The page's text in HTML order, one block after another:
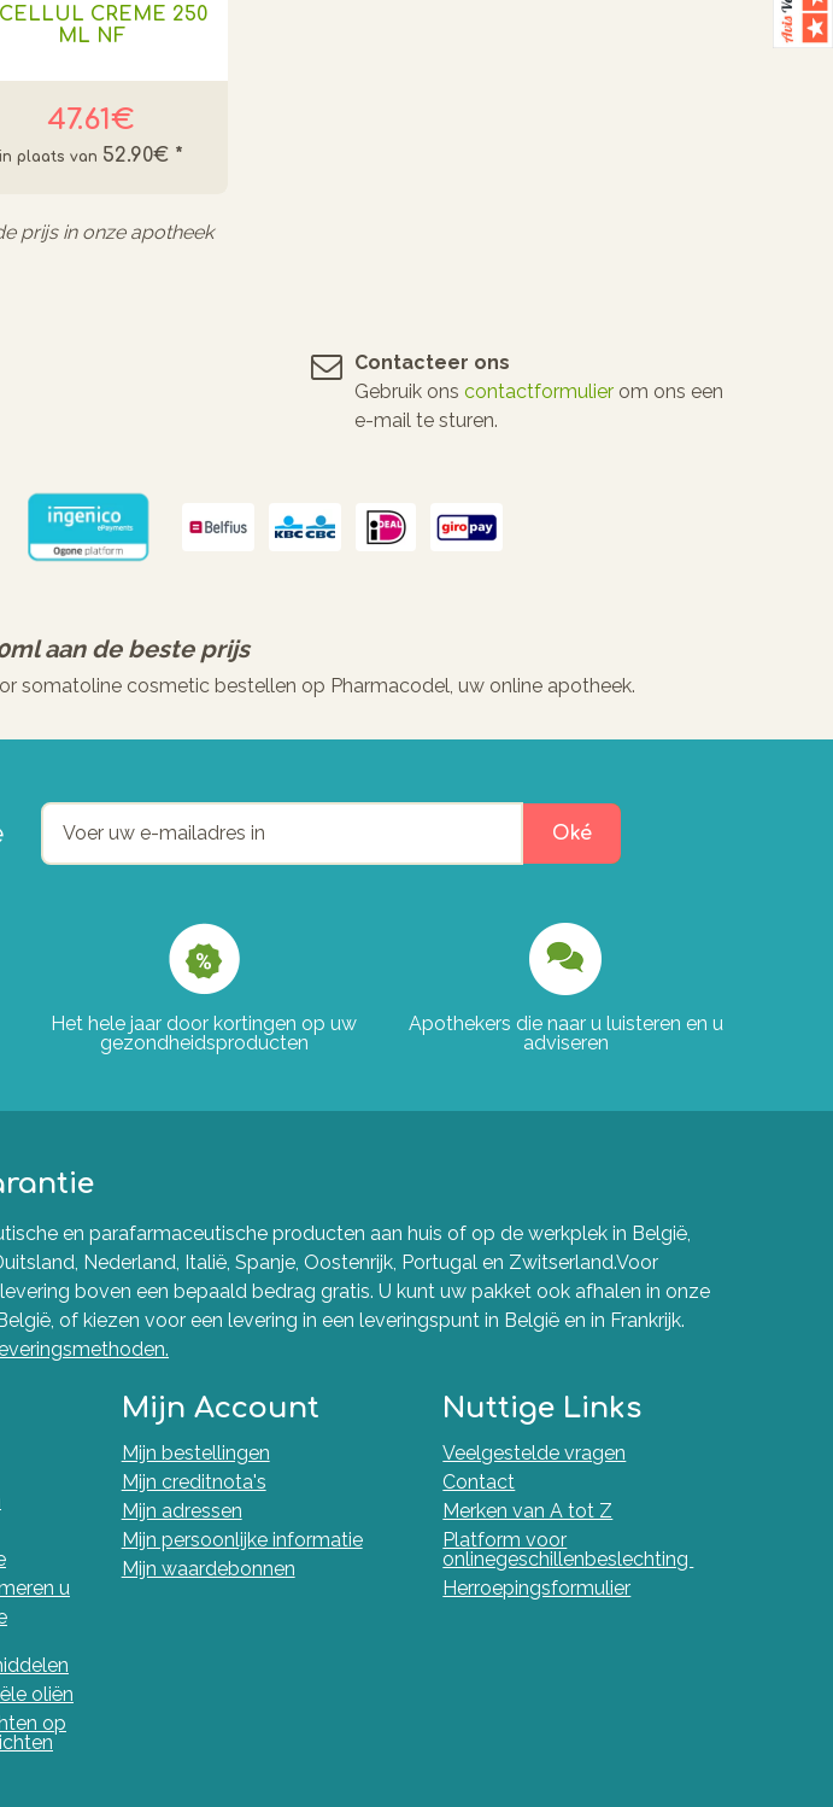
CREME 250
ML NF
47.61€
52.90€ *
prijs in onze apotheek
Contacteer ons
Gebruik ons contactformulier om ons een
e-mail te sturen.
aan de beste prijs
somatoline cosmetic bestellen op Pharmacodel, uw online apotheek.
Oké
Het hele jaar door kortingen op uw
gezondheidsproducten
Apothekers die naar u luisteren en u
adviseren
en parafarmaceutische producten aan huis of op de werkplek in België,
Nederland, Italië, Spanje, Oostenrijk, Portugal en Zwitserland.Voor
boven een bepaald bedrag gratis. U kunt uw pakket ook afhalen in onze
of kiezen voor een levering in een leveringspunt in België en in Frankrijk.
u
oliën
op
Mijn Account
Mijn bestellingen
Mijn creditnota's
Mijn adressen
Mijn persoonlijke informatie
Mijn waardebonnen
Nuttige Links
Veelgestelde vragen
Contact
Merken van A tot Z
Platform voor
onlinegeschillenbeslechting
Herroepingsformulier